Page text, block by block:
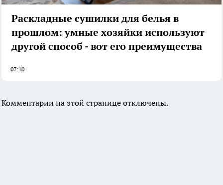
Раскладные сушилки для белья в
прошлом: умные хозяйки используют
другой способ - вот его преимущества
07:10
Комментарии на этой странице отключены.